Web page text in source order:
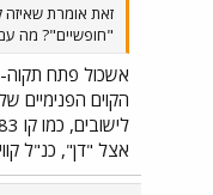
זאת אומרת שאיזה
"חופשיים"? מה עם
אשכול פתח
הקוים הפנימיים
אצל "דן", כנ"ל